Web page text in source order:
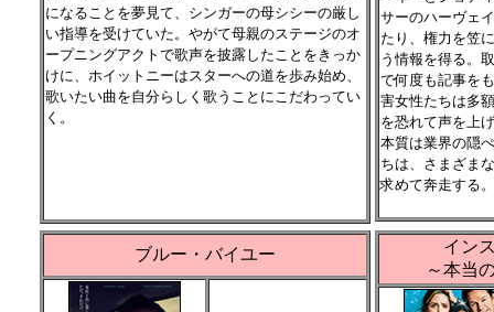
になることを夢見て、シンガーの母シシーの厳し
い指導を受けていた。やがて母親のステージのオ
ープニングアクトで歌声を披露したことをきっか
けに、ホイットニーはスターへの道を歩み始め、
歌いたい曲を自分らしく歌うことにこだわってい
く。
サーのハーヴェ
たり、権力を笠
う情報を得る。
で何度も記事を
害女性たちは多
を恐れて声を上
本質は業界の隠
ちは、さまざま
求めて奔走する。
ブルー・バイユー
イン
～本当